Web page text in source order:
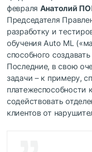
февраля Анатолий
Председателя
разработку и
обучения Auto ML
способного
Последние, в свою
задачи – к примеру,
платежеспособности
содействовать
клиентов от